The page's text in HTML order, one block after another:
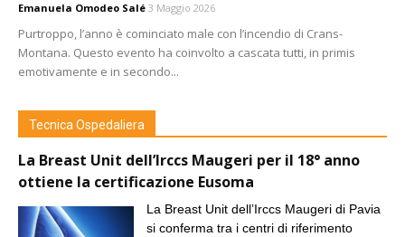
Emanuela Omodeo Salé 3 Maggio 2026
Purtroppo, l’anno è cominciato male con l’incendio di Crans-
Montana. Questo evento ha coinvolto a cascata tutti, in primis
emotivamente e in secondo...
Tecnica Ospedaliera
La Breast Unit dell’Irccs Maugeri per il 18° anno
ottiene la certificazione Eusoma
La Breast Unit dell’Irccs Maugeri di Pavia
si conferma tra i centri di riferimento